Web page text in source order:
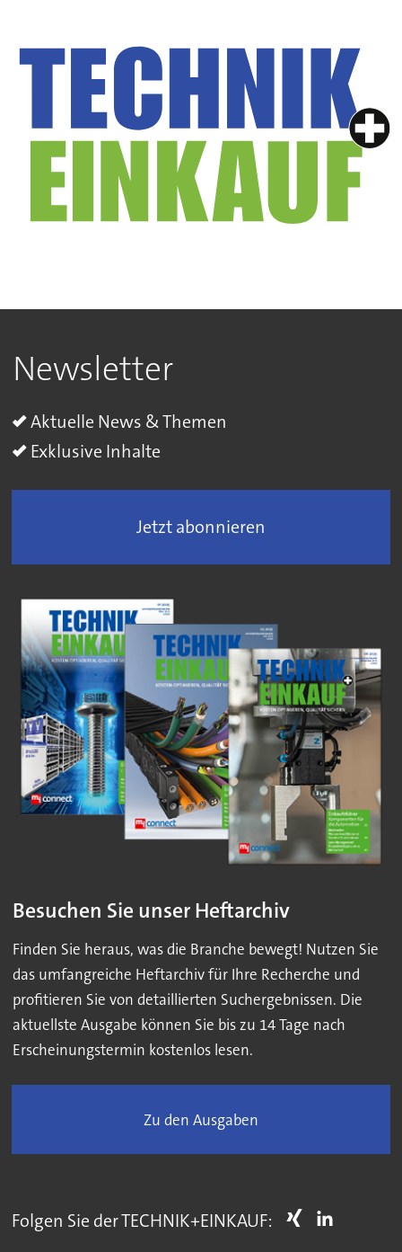
Newsletter
Aktuelle News & Themen
Exklusive Inhalte
Jetzt abonnieren
Besuchen Sie unser Heftarchiv
Finden Sie heraus, was die Branche bewegt! Nutzen Sie
das umfangreiche Heftarchiv für Ihre Recherche und
profitieren Sie von detaillierten Suchergebnissen. Die
aktuellste Ausgabe können Sie bis zu 14 Tage nach
Erscheinungstermin kostenlos lesen.
Zu den Ausgaben
Folgen Sie der TECHNIK+EINKAUF: